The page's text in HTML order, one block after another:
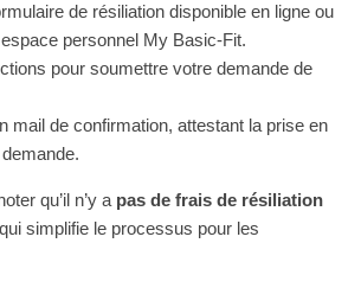
de résiliation disponible en ligne ou
personnel My Basic-Fit.
pour soumettre votre demande de
mail de confirmation, attestant la prise en
qu’il n’y a pas de frais de résiliation
simplifie le processus pour les